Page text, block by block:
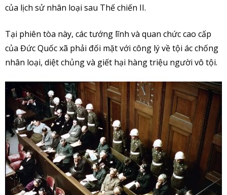
của lịch sử nhân loại sau Thế chiến II.
Tại phiên tòa này, các tướng lĩnh và quan chức cao cấp
của Đức Quốc xã phải đối mặt với công lý về tội ác chống
nhân loại, diệt chủng và giết hại hàng triệu người vô tội.